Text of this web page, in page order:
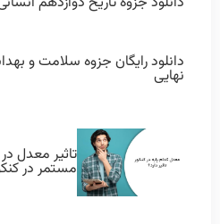
دانلود رایگان جزوه سلامت و
نهایی
مستمر در